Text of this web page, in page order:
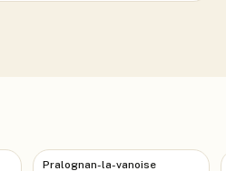
Pralognan-la-vanoise